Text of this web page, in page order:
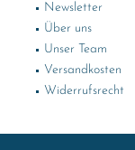
Newsletter
Über uns
Unser Team
Versandkosten
Widerrufsrecht